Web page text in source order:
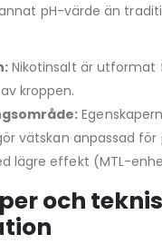
pH-värde än
Nikotinsalt är utformat
kroppen.
vätskan anpassad
lägre effekt (MTL-
och